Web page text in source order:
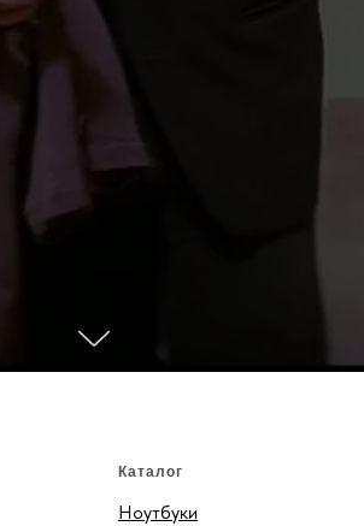
Каталог
Ноутбуки